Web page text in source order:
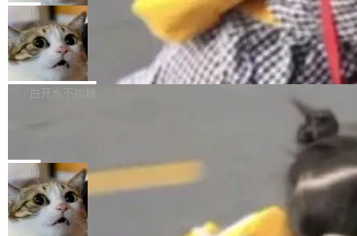
断从他嘴里说出来分量不同。Hugging Face 是
全球最大的开源 AI 平台，上面跑着上百万个模
型。谁在开源赛道上领先，...
aw 是 Shelley 的作者，一个开源 AI coding age
nt。他最近在博客上写了一篇文章，核心论点很
简单：开发者工具必须开源。 理由不是传统的自
由软件情怀，而是一个跟 AI agent 直接相关的
技术判断。 两行 prompt 就能个性化任何软件 C
会变成一场开源 Agent 生态的路演。 8月1日，
DeepSeek Harness 团队负责人崔添翼（tiany
i）在 X 上发帖： 「如果你是 Agent Harness 相
关开源项目的开发者，希望参加 DeepSeek Har
ness 的内测，可以回复或私信联系我。请附上
Harness 负责把能力落到真实环境中——调用工
具、读写文件、管理上下文、处理错误、完成闭
环。崔添翼招人的标...
局
商汤 SenseNova U1.5-Lite-Preview
开源
商汤科技宣布面向社区开源轻量级统一多模态模
型的预览版本 SenseNova U1.5-Lite-Preview。
理解、推理、生成与编辑，还仅以 8B-MoT 的轻
量大小，将能力推进到4K、更精细的真实质感、
更复杂的视觉控制和可持续迭代编辑。 相比 U
1，U1.5-Lite-Preview 在以下方向上带来了显著
白开水不加糖
nap。这次是 hwctl——一个用来检查 Ubuntu
硬件认证状态的命令行工具。 Canonical 工程师
Alan Griffiths 在邮件列表中说得很直白：「hwc
tl 是一个 Ubuntu 专有的包，它和它的依赖项都
局
Dario Amodei 担心新人来 Anthropic
只为金钱，不为使命
顶级 AI 研究员在两家公司之间来回跳，中间只